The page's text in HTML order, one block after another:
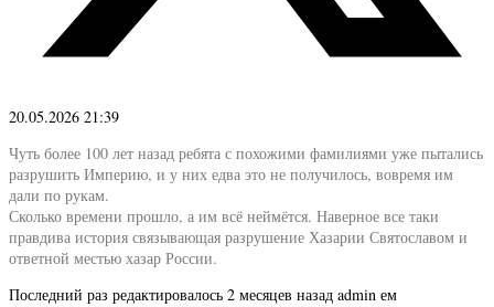
20.05.2026 21:39
Чуть более 100 лет назад ребята с похожими фамилиями уже пытались
разрушить Империю, и у них едва это не получилось, вовремя им
дали по рукам.
Сколько времени прошло, а им всё неймётся. Наверное все таки
правдива история связывающая разрушение Хазарии Святославом и
ответной местью хазар России.
Последний раз редактировалось 2 месяцев назад admin ем